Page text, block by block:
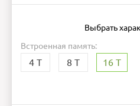
Выбрать
Встроенная память:
4 Т 8 Т 16 Т